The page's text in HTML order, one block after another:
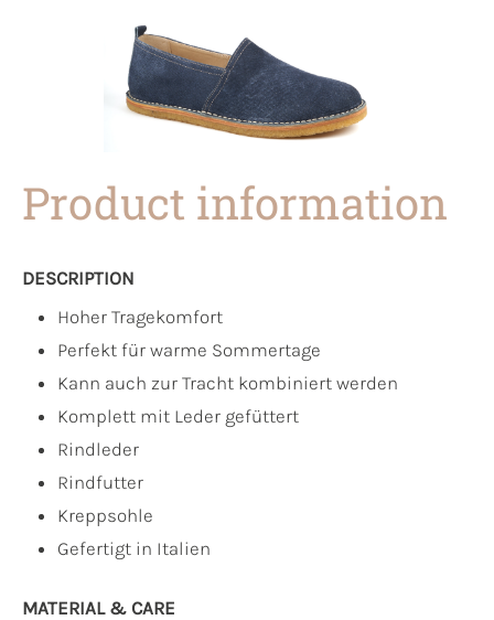
Product information
DESCRIPTION
Hoher Tragekomfort
Perfekt für warme Sommertage
Kann auch zur Tracht kombiniert werden
Komplett mit Leder gefüttert
Rindleder
Rindfutter
Kreppsohle
Gefertigt in Italien
MATERIAL & CARE